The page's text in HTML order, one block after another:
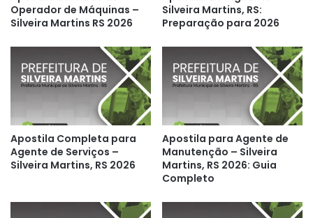
Operador de Máquinas –
Silveira Martins RS 2026
Silveira Martins, RS:
Preparação para 2026
Apostila Completa para
Agente de Serviços –
Silveira Martins, RS 2026
Apostila para Agente de
Manutenção – Silveira
Martins, RS 2026: Guia
Completo